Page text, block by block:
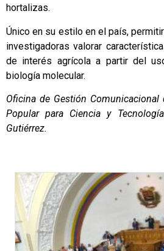
hortalizas.
Único en su estilo en el país,
investigadoras valorar
de interés agrícola a partir del
biología molecular.
Oficina de Gestión
Popular para Ciencia y
Gutiérrez.